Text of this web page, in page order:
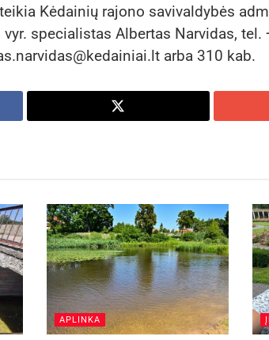
Kėdainių rajono savivaldybės
specialistas Albertas Narvidas,
arba 310 kab.
APLINKA